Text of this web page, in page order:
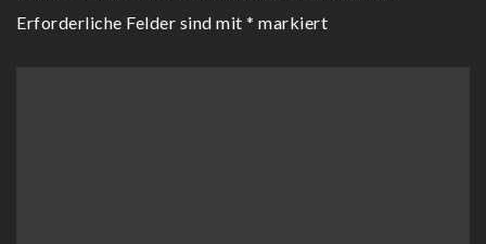
Erforderliche Felder sind mit * markiert